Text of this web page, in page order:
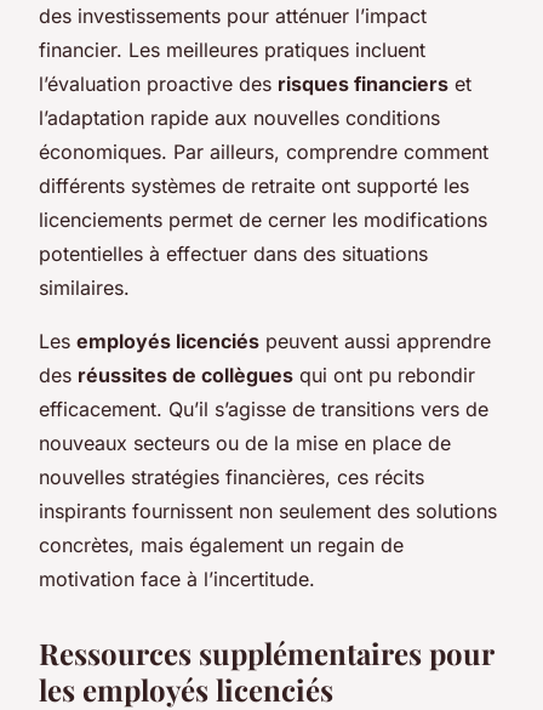
des investissements pour atténuer l’impact
financier. Les meilleures pratiques incluent
l’évaluation proactive des risques financiers et
l’adaptation rapide aux nouvelles conditions
économiques. Par ailleurs, comprendre comment
différents systèmes de retraite ont supporté les
licenciements permet de cerner les modifications
potentielles à effectuer dans des situations
similaires.
Les employés licenciés peuvent aussi apprendre
des réussites de collègues qui ont pu rebondir
efficacement. Qu’il s’agisse de transitions vers de
nouveaux secteurs ou de la mise en place de
nouvelles stratégies financières, ces récits
inspirants fournissent non seulement des solutions
concrètes, mais également un regain de
motivation face à l’incertitude.
Ressources supplémentaires pour
les employés licenciés